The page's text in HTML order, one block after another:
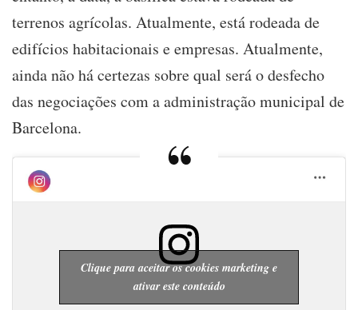
terrenos agrícolas. Atualmente, está rodeada de
edifícios habitacionais e empresas. Atualmente,
ainda não há certezas sobre qual será o desfecho
das negociações com a administração municipal de
Barcelona.
Clique para aceitar os cookies marketing e
ativar este conteúdo